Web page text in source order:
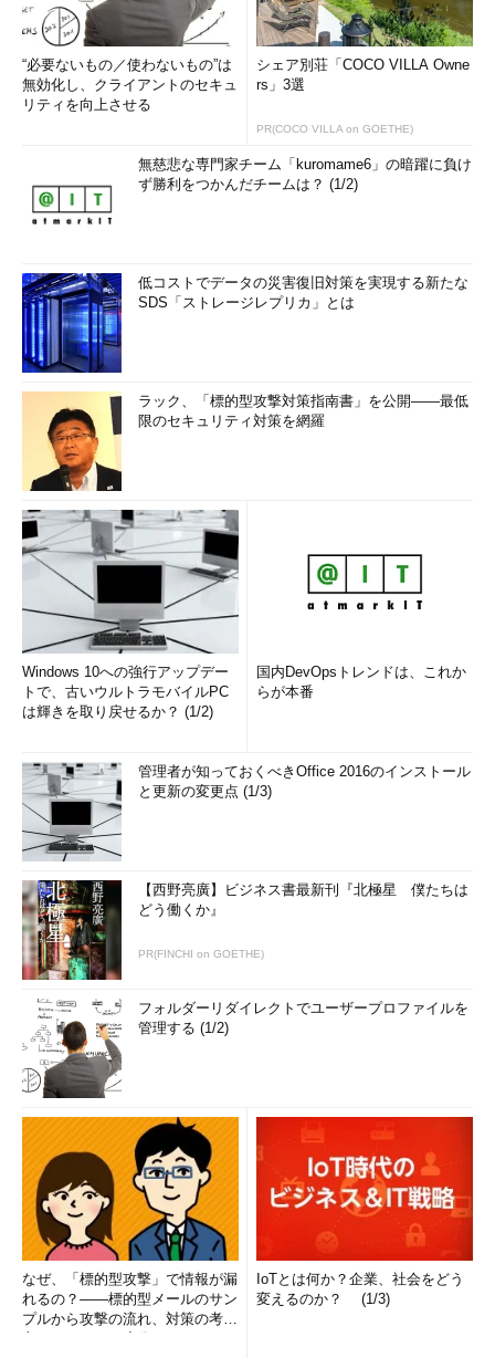
“必要ないもの／使わないもの”は
無効化し、クライアントのセキュ
リティを向上させる
シェア別荘「COCO VILLA Owne
rs」3選
PR(COCO VILLA on GOETHE)
無慈悲な専門家チーム「kuromame6」の暗躍に負け
ず勝利をつかんだチームは？ (1/2)
低コストでデータの災害復旧対策を実現する新たな
SDS「ストレージレプリカ」とは
ラック、「標的型攻撃対策指南書」を公開――最低
限のセキュリティ対策を網羅
Windows 10への強行アップデー
トで、古いウルトラモバイルPC
は輝きを取り戻せるか？ (1/2)
国内DevOpsトレンドは、これか
らが本番
管理者が知っておくべきOffice 2016のインストール
と更新の変更点 (1/3)
【西野亮廣】ビジネス書最新刊『北極星 僕たちは
どう働くか』
PR(FINCHI on GOETHE)
フォルダーリダイレクトでユーザープロファイルを
管理する (1/2)
なぜ、「標的型攻撃」で情報が漏
れるの？――標的型メールのサン
プルから攻撃の流れ、対策の考え
IoTとは何か？企業、社会をどう
変えるのか？ (1/3)